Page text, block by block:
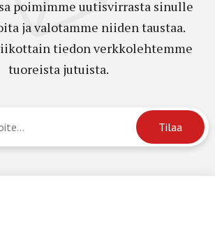
poimimme uutisvirrasta sinulle
ja valotamme niiden taustaa.
tiedon verkkolehtemme
tuoreista jutuista.